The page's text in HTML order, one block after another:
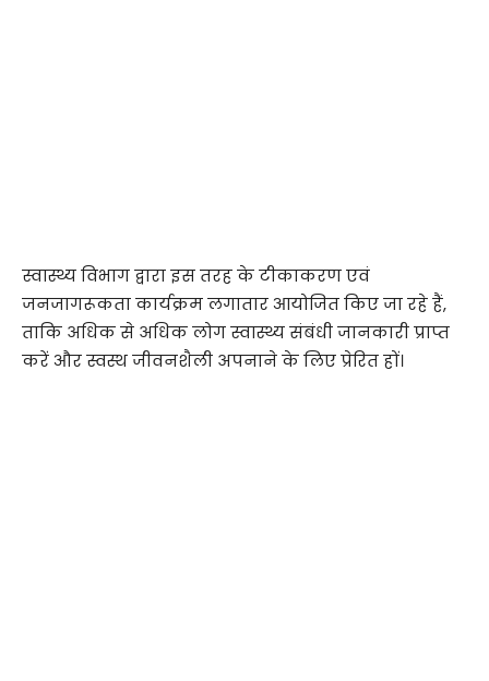
स्वास्थ्य विभाग द्वारा इस तरह के टीकाकरण एवं
जनजागरूकता कार्यक्रम लगातार आयोजित किए जा रहे हैं,
ताकि अधिक से अधिक लोग स्वास्थ्य संबंधी जानकारी प्राप्त
करें और स्वस्थ जीवनशैली अपनाने के लिए प्रेरित हों।